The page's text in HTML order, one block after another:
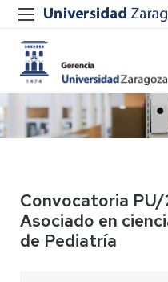
Convocatoria
Asociado en
de Pediatría